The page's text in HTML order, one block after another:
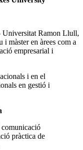
Universitat Ramon Llull,
i màster en àrees com a
empresarial i
i en el
en gestió i
pràctica de